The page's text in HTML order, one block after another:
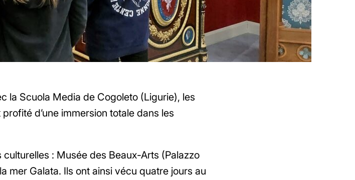
la Scuola Media de Cogoleto (Ligurie), les
d’une immersion totale dans les
: Musée des Beaux-Arts (Palazzo
mer Galata. Ils ont ainsi vécu quatre jours au